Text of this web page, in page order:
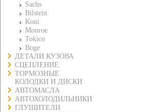
Sachs
Bilstein
Koni
Monroe
Tokico
Boge
ДЕТАЛИ КУЗОВА
СЦЕПЛЕНИЕ
ТОРМОЗНЫЕ
КОЛОДКИ И ДИСКИ
АВТОМАСЛА
АВТОХОЛОДИЛЬНИКИ
ГЛУШИТЕЛИ